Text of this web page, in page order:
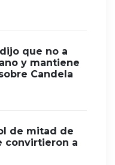
que no a
y mantiene
Candela
de mitad de
convirtieron a